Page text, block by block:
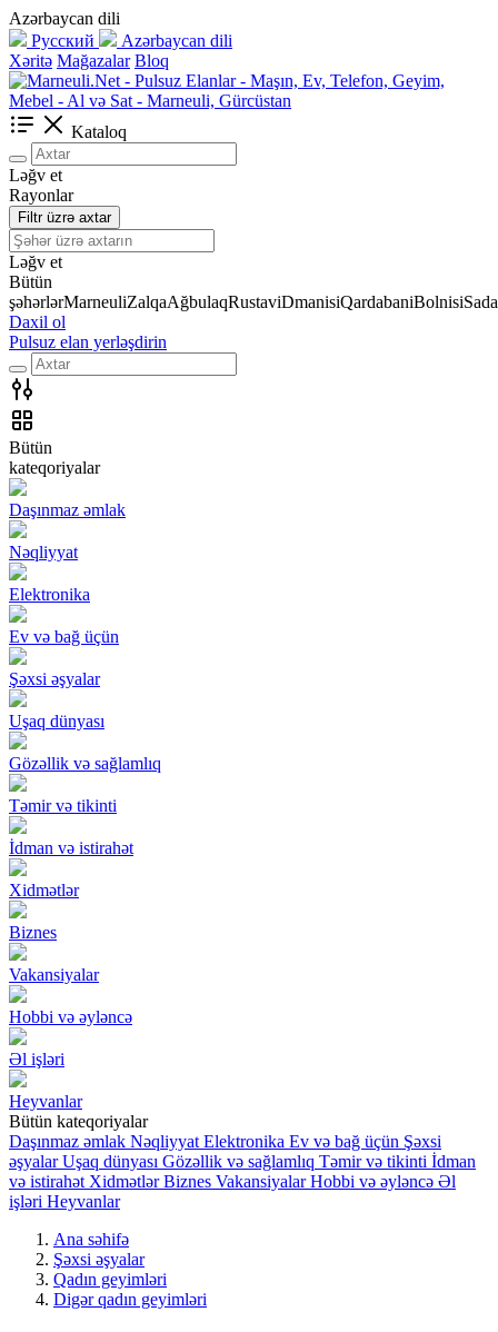
Azərbaycan dili
Русский
Azərbaycan dili
Xəritə Mağazalar Bloq
Kataloq
Ləğv et
Rayonlar
Filtr üzrə axtar
Ləğv et
Bütün
şəhərlərMarneuliZalqaAğbulaqRustaviDmanisiQardabaniBolnisi
Daxil ol
Pulsuz elan yerləşdirin
Bütün
kateqoriyalar
Daşınmaz əmlak
Nəqliyyat
Elektronika
Ev və bağ üçün
Şəxsi əşyalar
Uşaq dünyası
Gözəllik və sağlamlıq
Təmir və tikinti
İdman və istirahət
Xidmətlər
Biznes
Vakansiyalar
Hobbi və əyləncə
Əl işləri
Heyvanlar
Bütün kateqoriyalar
Daşınmaz əmlak Nəqliyyat Elektronika Ev və bağ üçün Şəxsi
əşyalar Uşaq dünyası Gözəllik və sağlamlıq Təmir və tikinti İdman
və istirahət Xidmətlər Biznes Vakansiyalar Hobbi və əyləncə Əl
işləri Heyvanlar
Ana səhifə
Şəxsi əşyalar
Qadın geyimləri
Digər qadın geyimləri